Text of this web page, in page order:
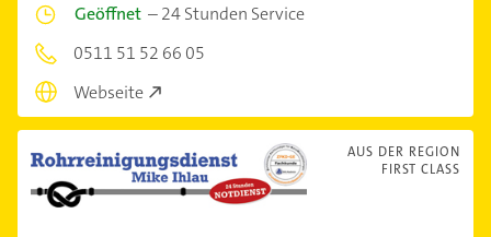
Geöffnet –24 Stunden Service
0511 51 52 66 05
Webseite
AUS DER REGION
FIRST CLASS